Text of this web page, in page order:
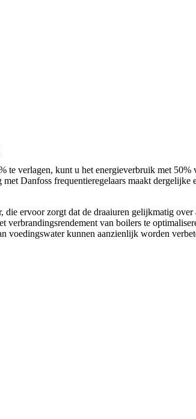
te verlagen, kunt u het energieverbruik met
Danfoss frequentieregelaars maakt
die ervoor zorgt dat de draaiuren gelijkmatig
van boilers te
voedingswater kunnen aanzienlijk worden